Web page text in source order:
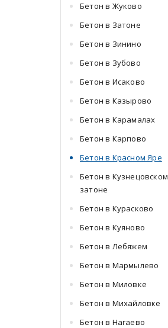
Бетон в Жуково
Бетон в Затоне
Бетон в Зинино
Бетон в Зубово
Бетон в Исаково
Бетон в Казырово
Бетон в Карамалах
Бетон в Карпово
Бетон в Красном Яре
Бетон в Кузнецовском
затоне
Бетон в Курасково
Бетон в Куяново
Бетон в Лебяжем
Бетон в Мармылево
Бетон в Миловке
Бетон в Михайловке
Бетон в Нагаево